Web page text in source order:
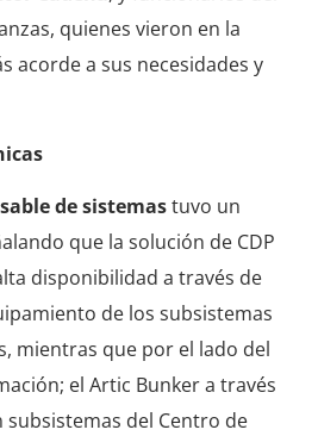
quienes vieron en la
acorde a sus necesidades y
de sistemastuvo un
que la solución de CDP
disponibilidad a través de
de los subsistemas
mientras que por el lado del
el Artic Bunker a través
del Centro de